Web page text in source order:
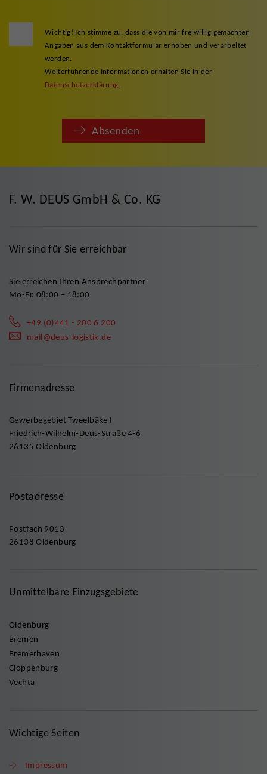
Wichtig! Ich stimme zu, dass die von mir freiwillig gemachten
Angaben aus dem Kontaktformular erhoben und verarbeitet
werden.
Weiterführende Informationen erhalten Sie in der
Datenschutzerklärung.
Absenden
F. W. DEUS GmbH & Co. KG
Wir sind für Sie erreichbar
Sie erreichen Ihren Ansprechpartner
Mo-Fr. 08:00 – 18:00
+49 (0)441 - 200 6 200
mail@deus-logistik.de
Firmenadresse
Gewerbegebiet Tweelbäke I
Friedrich-Wilhelm-Deus-Straße 4-6
26135 Oldenburg
Postadresse
Postfach 9013
26138 Oldenburg
Unmittelbare Einzugsgebiete
Oldenburg
Bremen
Bremerhaven
Cloppenburg
Vechta
Wichtige Seiten
Impressum